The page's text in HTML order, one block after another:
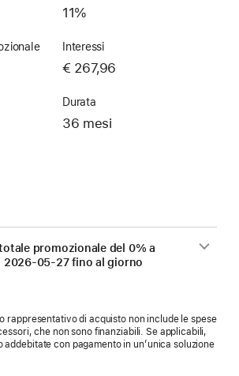
11%
Interessi
€ 267,96
Durata
36 mesi
promozionale del 0% a
2026-05-27fino al giorno
rappresentativo di acquisto non include le spese
che non sono finanziabili. Se applicabili,
addebitate con pagamento in un’unica soluzione